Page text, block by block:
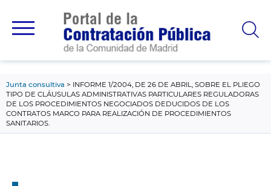
principal
Junta consultiva
INFORME 1/2004, DE 26 DE ABRIL, SOBRE EL PLIEGO
TIPO DE CLÁUSULAS ADMINISTRATIVAS PARTICULARES REGULADORAS
DE LOS PROCEDIMIENTOS NEGOCIADOS DEDUCIDOS DE LOS
CONTRATOS MARCO PARA REALIZACIÓN DE PROCEDIMIENTOS
SANITARIOS.